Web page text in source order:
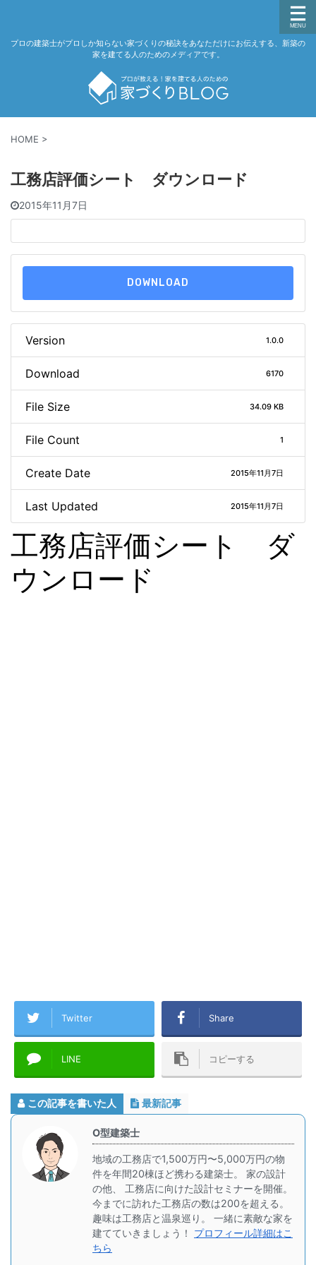
プロの建築士がプロしか知らない家づくりの秘訣をあなただけにお伝えする、新築の
家を建てる人のためのメディアです。
HOME >
工務店評価シート ダウンロード
2015年11月7日
DOWNLOAD
Version 1.0.0
Download 6170
File Size 34.09 KB
File Count 1
Create Date 2015年11月7日
Last Updated 2015年11月7日
工務店評価シート ダ
ウンロード
Twitter Share
LINE コピーする
この記事を書いた人 最新記事
O型建築士
地域の工務店で1,500万円〜5,000万円の物
件を年間20棟ほど携わる建築士。 家の設計
の他、 工務店に向けた設計セミナーを開催。
今までに訪れた工務店の数は200を超える。
趣味は工務店と温泉巡り。 一緒に素敵な家を
建てていきましょう！ プロフィール詳細はこ
ちら